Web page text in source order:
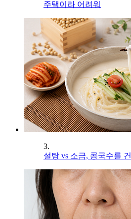
주택이라 어려워
3.
설탕 vs 소금, 콩국수를